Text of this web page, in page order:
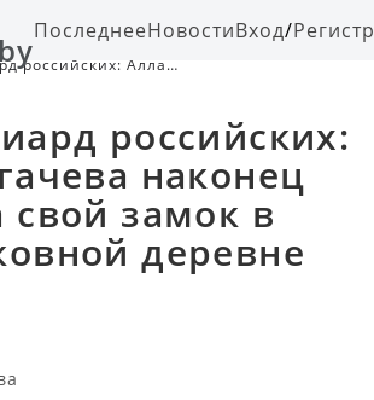
ПоследнееНовостиВход/
российских: Алла
российских:
наконец
свой замок в
деревне